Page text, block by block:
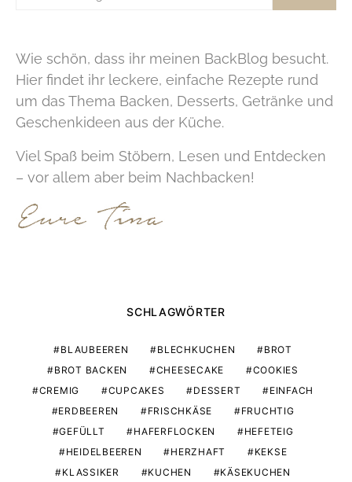
Wie schön, dass ihr meinen BackBlog besucht.
Hier findet ihr leckere, einfache Rezepte rund
um das Thema Backen, Desserts, Getränke und
Geschenkideen aus der Küche.
Viel Spaß beim Stöbern, Lesen und Entdecken
– vor allem aber beim Nachbacken!
SCHLAGWÖRTER
BLAUBEEREN BLECHKUCHEN
BROT
BROT BACKEN
CHEESECAKE
COOKIES
CREMIG
CUPCAKES DESSERT
EINFACH
ERDBEEREN
FRISCHKÄSE
FRUCHTIG
GEFÜLLT
HAFERFLOCKEN
HEFETEIG
HEIDELBEEREN
HERZHAFT
KEKSE
KLASSIKER
KUCHEN
KÄSEKUCHEN